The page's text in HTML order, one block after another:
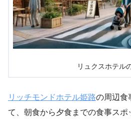
リュクスホテル
リッチモンドホテル姫路の周辺食
て、朝食から夕食までの食事スポ